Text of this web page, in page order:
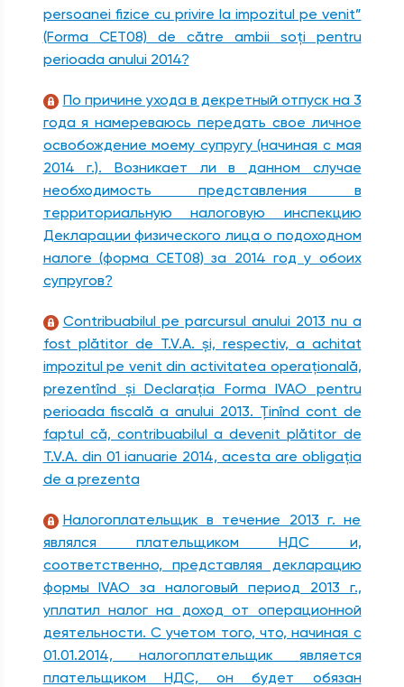
persoanei fizice cu privire la impozitul pe venit”
(Forma CET08) de către ambii soţi pentru
perioada anului 2014?
По причине ухода в декретный отпуск на 3
года я намереваюсь передать свое личное
освобождение моему супругу (начиная с мая
2014 г.). Возникает ли в данном случае
необходимость представления в
территориальную налоговую инспекцию
Декларации физического лица о подоходном
налоге (форма CET08) за 2014 год у обоих
супругов?
Contribuabilul pe parcursul anului 2013 nu a
fost plătitor de T.V.A. şi, respectiv, a achitat
impozitul pe venit din activitatea operaţională,
prezentînd şi Declaraţia Forma IVAO pentru
perioada fiscală a anului 2013. Ţinînd cont de
faptul că, contribuabilul a devenit plătitor de
T.V.A. din 01 ianuarie 2014, acesta are obligaţia
de a prezenta
Налогоплательщик в течение 2013 г. не
являлся плательщиком НДС и,
соответственно, представляя декларацию
формы IVAO за налоговый период 2013 г.,
уплатил налог на доход от операционной
деятельности. С учетом того, что, начиная с
01.01.2014, налогоплательщик является
плательщиком НДС, он будет обязан